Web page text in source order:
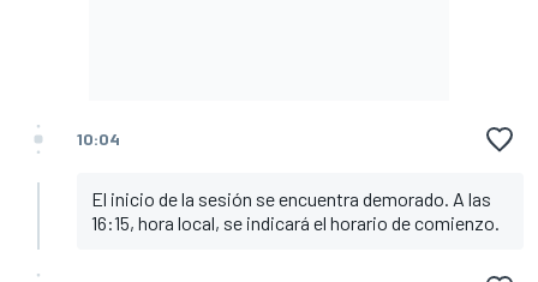
10:04
El inicio de la sesión se encuentra demorado. A las
16:15, hora local, se indicará el horario de comienzo.